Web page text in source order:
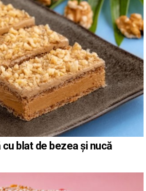
cu blat de bezea și nucă